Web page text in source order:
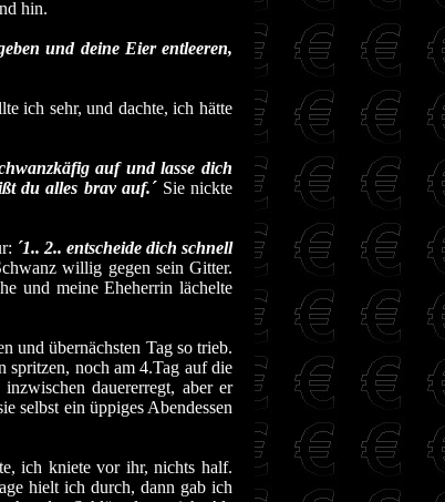
hin.
und deine Eier entleeren,
ich sehr, und dachte, ich hätte
auf und lasse dich
du alles brav auf.´Sie nickte
´1.. 2.. entscheide dich schnell
willig gegen sein Gitter.
und meine Eheherrin lächelte
und übernächsten Tag so trieb.
spritzen, noch am 4.Tag auf die
dauererregt, aber er
selbst ein üppiges Abendessen
ich kniete vor ihr, nichts half.
hielt ich durch, dann gab ich